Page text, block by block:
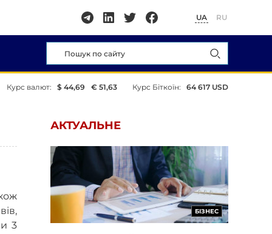
UA RU
Курс валют: $ 44,69 € 51,63 Курс Біткоїн: 64 617 USD
3
АКТУАЛЬНЕ
БІЗНЕС